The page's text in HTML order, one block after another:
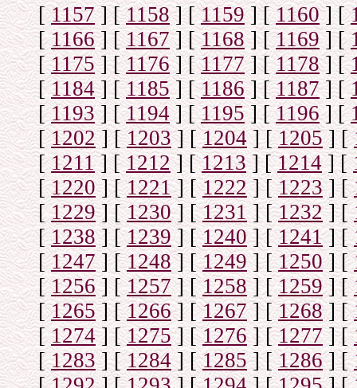
[1157] [1158] [1159] [1160] [
[1166] [1167] [1168] [1169] [
[1175] [1176] [1177] [1178] [
[1184] [1185] [1186] [1187] [
[1193] [1194] [1195] [1196] [
[1202] [1203] [1204] [1205] [
[1211] [1212] [1213] [1214] [
[1220] [1221] [1222] [1223] [
[ 1229] [1230] [1231] [1232] [
[1238] [1239] [1240] [1241] [
[1247] [1248] [1249 ] [1250] [
[1256] [1257] [1258] [1259] [
[1265] [1266] [1267] [1268] [
[1274] [1275] [1276] [1277] [
[1283] [1284] [1285] [1286] [